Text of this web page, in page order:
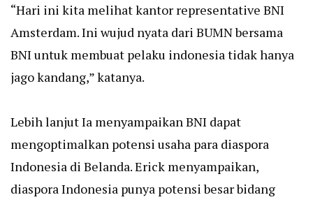
“Hari ini kita melihat kantor representative BNI
Amsterdam. Ini wujud nyata dari BUMN bersama
BNI untuk membuat pelaku indonesia tidak hanya
jago kandang,” katanya.
Lebih lanjut Ia menyampaikan BNI dapat
mengoptimalkan potensi usaha para diaspora
Indonesia di Belanda. Erick menyampaikan,
diaspora Indonesia punya potensi besar bidang